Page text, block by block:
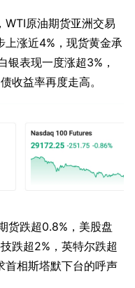
原油期货亚洲交易
上涨近4%，现货黄金承
银表现一度涨超3%，
收益率再度走高。
货跌超0.8%，美股盘
跌超2%，英特尔跌超
首相斯塔默下台的呼声